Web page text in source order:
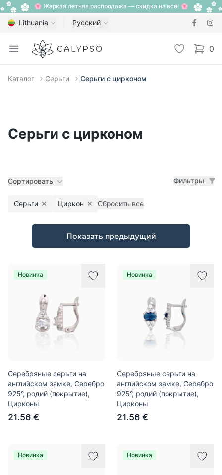
🌸 Жаркая летняя распродажа — скидка на всё! 🌸
Lithuania Русский
Open menu
Calypso Избранное
0
items
Каталог Серьги Серьги с цирконом
Серьги с цирконом
Сортировать Фильтры
Серьги Remove filter
Циркон Remove filter
Сбросить все
Товары
Показать предыдущий
Новинка
Серебряные серьги на
английском замке, Серебро
925°, родий (покрытие),
Цирконы
21.56 €
Новинка
Серебряные серьги на
английском замке, Серебро
925°, родий (покрытие),
Цирконы
21.56 €
Новинка Новинка